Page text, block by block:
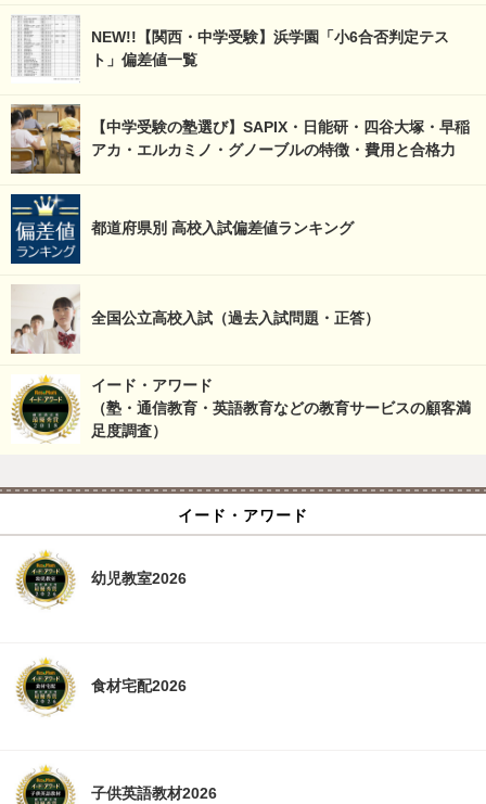
NEW!!【関西・中学受験】浜学園「小6合否判定テス
ト」偏差値一覧
【中学受験の塾選び】SAPIX・日能研・四谷大塚・早稲
アカ・エルカミノ・グノーブルの特徴・費用と合格力
都道府県別 高校入試偏差値ランキング
全国公立高校入試（過去入試問題・正答）
イード・アワード
（塾・通信教育・英語教育などの教育サービスの顧客満
足度調査）
イード・アワード
幼児教室2026
食材宅配2026
子供英語教材2026